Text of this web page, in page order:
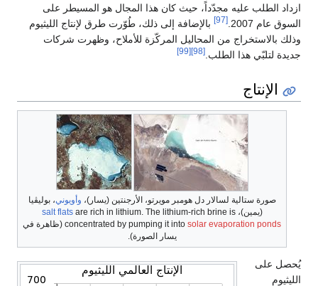
ازداد الطلب عليه مجدّداً، حيث كان هذا المجال هو المسيطر على
السوق عام 2007.
[97]
بالإضافة إلى ذلك، طُوّرت طرق لإنتاج الليثيوم
وذلك بالاستخراج من المحاليل المركّزة للأملاح، وظهرت شركات
جديدة لتلبّي هذا الطلب. [98]
[99]
الإنتاج
صورة ستالية لسالار دل هومبر مويرتو، الأرجنتين (يسار)، وأويوني، بوليڤيا
(يمين)،
salt flatsare rich in lithium. The lithium-rich brine is
concentrated by pumping it intosolar evaporation ponds
(ظاهرة في
يسار الصورة).
يُحصل على
الليثيوم